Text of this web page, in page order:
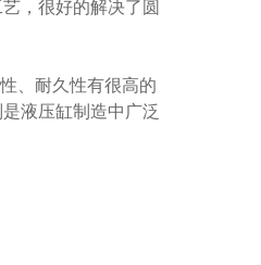
，很好的解决了圆
、耐久性有很高的
液压缸制造中广泛